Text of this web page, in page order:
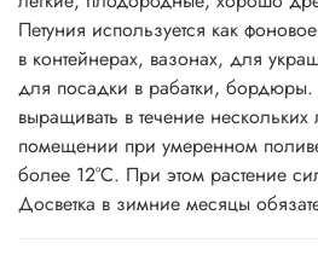
Петуния используется как
в контейнерах, вазонах, для
для посадки в рабатки,
выращивать в течение
помещении при умеренном
более 12°C. При этом растение
Досветка в зимние месяцы